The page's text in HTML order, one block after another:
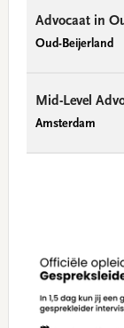
Advocaat in
Oud-Beijerland
Mid-Level
Amsterdam